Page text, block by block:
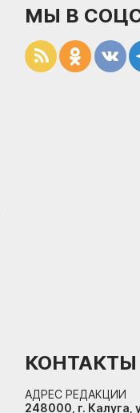
МЫ В
КОНТАКТЫ
АДРЕС РЕДАКЦИИ
248000, г. Калуга,